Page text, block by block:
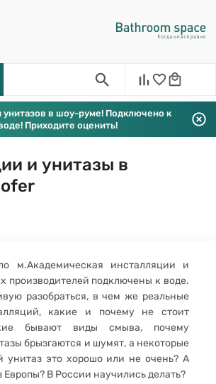
унитазов в шоу-руме! Подключено к
Приходите оценить!
и унитазы в
м.Академическая инсталляции и
производителей подключены к воде.
разобраться, в чем же реальные
какие и почему не стоит
бывают виды смыва, почему
брызгаются и шумят, а некоторые
унитаз это хорошо или не очень? А
Европы? В России научились делать?